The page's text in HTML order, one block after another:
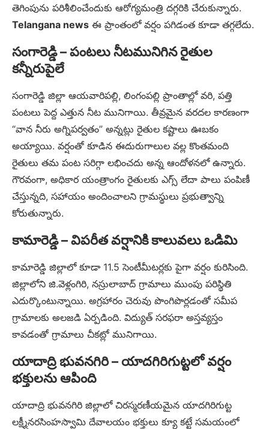
తెగింపును పరిశీలించేందుకు ఆరోగ్యమంత్రి దగ్గరికి చేరుకున్నారు.
Telangana news ఈ ప్రాంతంలో వర్షం పగిడంత కూడా తగ్గలేదు.
సంగారెడ్డి – పంటలు నీటమునిగిన రైతుల
కన్నీరుపైలే
సంగారెడ్డి జిల్లా ఆయవారిపల్లి, లింగంపల్లి ప్రాంతాల్లో వరి, పత్తి
పంటలు పెద్ద ఎత్తున నీట మునిగాయి. తీవ్రమైన వరదల కారణంగా
“వాన నీరు అగ్నిపర్వతం” అన్నట్లు రైతుల కష్టాలు ఊబకం
అయ్యాయి. వర్షంతో కూడిన ఈదురుగాలుల వల్ల కొంతమంది
రైతులు తమ పంట సరిగ్గా లభించదు అన్న ఆందోళనలో ఉన్నారు.
గౌరవంగా, అధికార యంత్రాంగం రైతులకు ఎగ్స్ లేదా పాలు పంపిణీ
చేస్తున్నది, సహాయం అందించాలని గ్రామస్థులు ప్రభుత్వాన్ని
కోరుతున్నారు.
కామారెడ్డి – విపరీత వర్షానికి కాలువలు ఒడిమి
కామారెడ్డి జిల్లాలో కూడా 11.5 సెంటీమీటర్లకు పైగా వర్షం కురిసింది.
జిల్లాలోని జి.వెళ్లంగిరి, నస్రులాబాద్ గ్రామాలు ముంపు పరిస్థితి
ఎదుర్కొంటున్నాయి. అగ్రహారం చెరువు పొంగిపొర్లడంతో సమీప
గ్రామాలకు అలజడి ఏర్పడింది. విద్యుత్ సరఫరా అస్తవ్యస్తం
కావడంతో గ్రామాలు చీకట్లో మునిగాయి.
యాదాద్రి భువనగిరి – యాదగిరిగుట్టలో వర్షం
భక్తులను ఆపింది
యాదాద్రి భువనగిరి జిల్లాలో చిరస్మరణీయమైన యాదగిరిగుట్ట
లక్ష్మీనరసింహస్వామి దేవాలయం భక్తులు క్యూ కట్టే సమయంలో